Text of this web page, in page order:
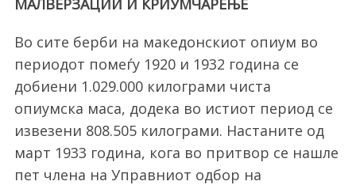
Во сите берби на македонскиот опиум во
периодот помеѓу 1920 и 1932 година се
добиени 1.029.000 килограми чиста
опиумска маса, додека во истиот период се
извезени 808.505 килограми. Настаните од
март 1933 година, кога во притвор се нашле
пет члена на Управниот одбор на